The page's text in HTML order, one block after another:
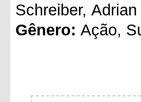
Schreiber,
Gênero: Ação,